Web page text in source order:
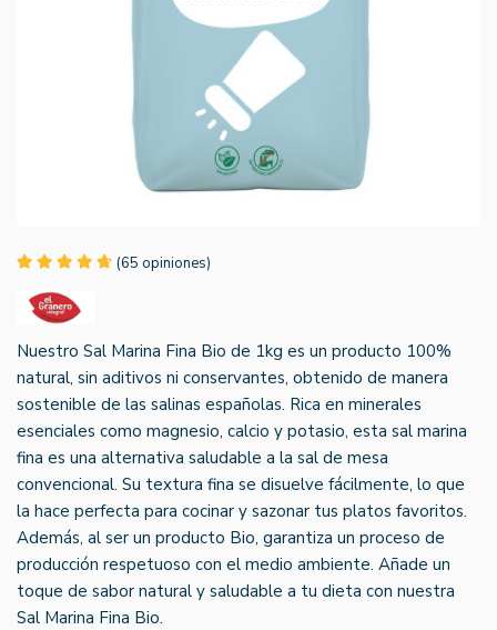
(65 opiniones)
Nuestro Sal Marina Fina Bio de 1kg es un producto 100%
natural, sin aditivos ni conservantes, obtenido de manera
sostenible de las salinas españolas. Rica en minerales
esenciales como magnesio, calcio y potasio, esta sal marina
fina es una alternativa saludable a la sal de mesa
convencional. Su textura fina se disuelve fácilmente, lo que
la hace perfecta para cocinar y sazonar tus platos favoritos.
Además, al ser un producto Bio, garantiza un proceso de
producción respetuoso con el medio ambiente. Añade un
toque de sabor natural y saludable a tu dieta con nuestra
Sal Marina Fina Bio.